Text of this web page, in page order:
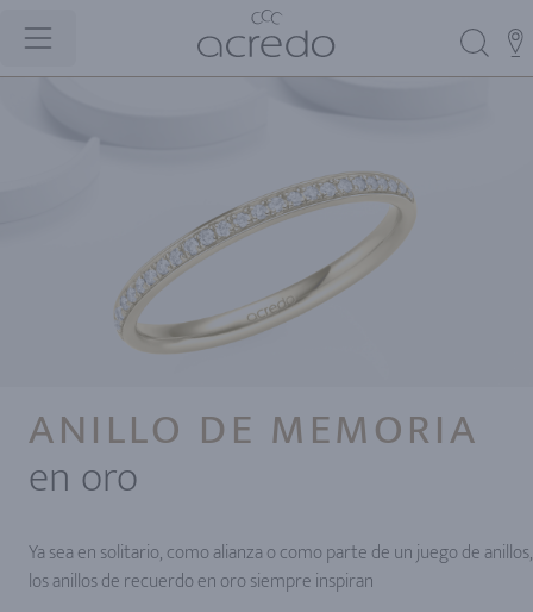
ANILLO DE MEMORIA
en oro
Ya sea en solitario, como alianza o como parte de un juego de anillos,
los anillos de recuerdo en oro siempre inspiran